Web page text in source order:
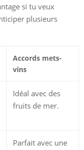
si tu veux
plusieurs
Accords mets-
vins
Idéal avec des
fruits de mer.
Parfait avec une